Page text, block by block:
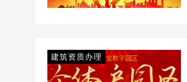
建筑资质办理